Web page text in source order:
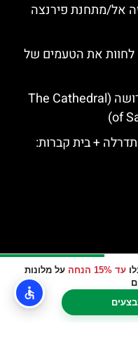
עד 15% הנחה
על מלונות
אל/מתחנת פירנצה
לחוות את הטעמים של
קתדרלת פיזה קתדרלת מרי הקדושה (The Cathedral
of
+ בית קברות: